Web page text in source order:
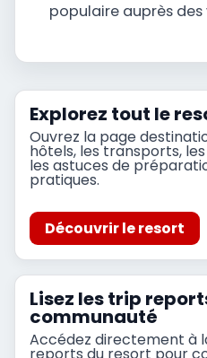
populaire auprès des
Explorez tout le
Ouvrez la page
hôtels, les transports,
les astuces de
pratiques.
Découvrir le resort
Lisez les trip
communauté
Accédez directement à